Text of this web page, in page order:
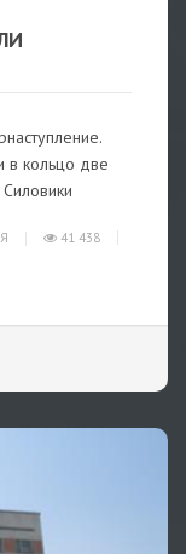
в кольцо две
41 438